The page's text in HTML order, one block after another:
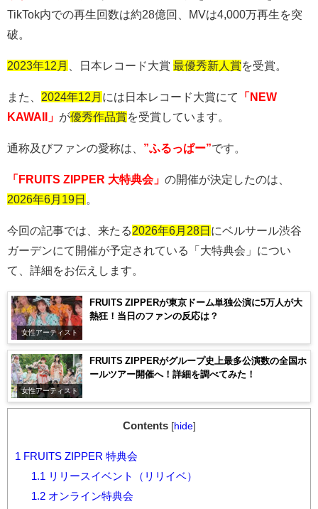
TikTok内での再生回数は約28億回、 MVは4,000万再生を突
破。
2023年12月 、日本レコード大賞 最優秀新人賞を受賞。
また、 2024年12月 には日本レコード大賞にて
「NEW
KAWAII」 が優秀作品賞を受賞しています。
通称及びファンの愛称は、 ”ふるっぱー”です。
「FRUITS ZIPPER 大特典会」 の開催が決定したのは、
2026年6月19日
今回の記事では、来たる2026年6月28日 にベルサール渋谷
ガーデンにて開催が予定されている「大特典会」につい
て、詳細をお伝えします。
女性アーティスト
FRUITS ZIPPERが東京ドーム単独公演に5万人が大
熱狂！当日のファンの反応は？
女性アーティスト
FRUITS ZIPPERがグループ史上最多公演数の全国ホ
ールツアー開催へ！詳細を調べてみた！
Contents [hide]
1
FRUITS ZIPPER 特典会
1.1
リリースイベント（リリイベ）
1.2オンライン特典会